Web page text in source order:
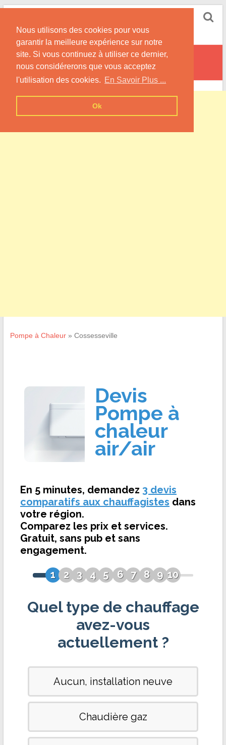
Nous utilisons des cookies pour vous
garantir la meilleure expérience sur notre
site. Si vous continuez à utiliser ce dernier,
nous considérerons que vous acceptez
l'utilisation des cookies. En Savoir Plus ...
Ok
Skip
content
Informations sur les Pompes à Chaleur
Cossesseville
Pompe à Chaleur» Cossesseville